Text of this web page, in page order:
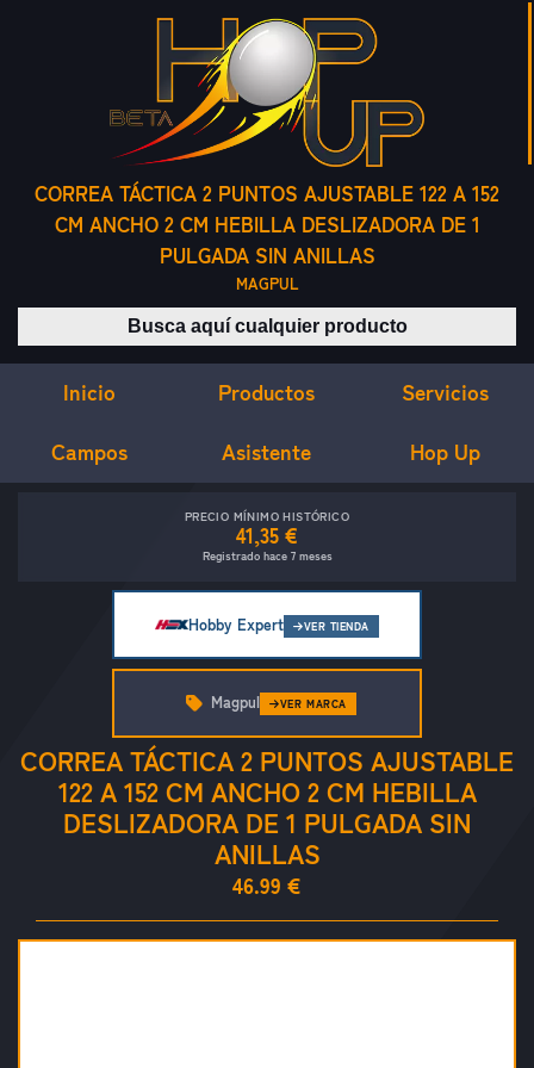
CORREA TÁCTICA 2 PUNTOS AJUSTABLE 122 A 152
CM ANCHO 2 CM HEBILLA DESLIZADORA DE 1
PULGADA SIN ANILLAS
MAGPUL
Buscar productos
Inicio Productos Servicios
Campos Asistente Hop Up
PRECIO MÍNIMO HISTÓRICO
41,35 €
Registrado hace 7 meses
Hobby Expert VER TIENDA
CORREA TÁCTICA 2 PUNTOS AJUSTABLE
122 A 152 CM ANCHO 2 CM HEBILLA
DESLIZADORA DE 1 PULGADA SIN
ANILLAS
46.99 €
Magpul VER MARCA